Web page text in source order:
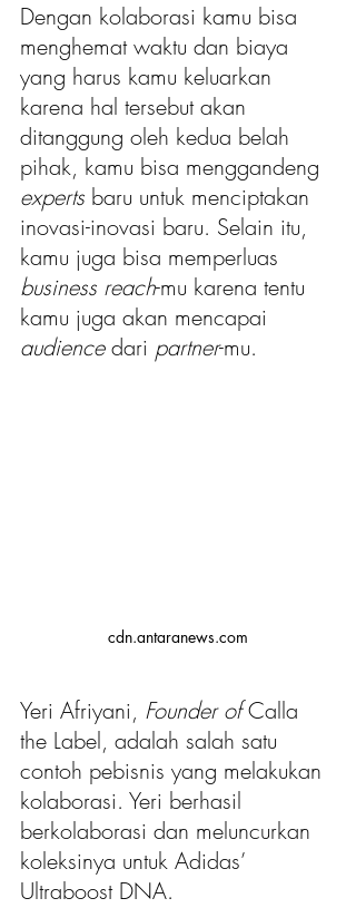
Dengan kolaborasi kamu bisa
menghemat waktu dan biaya
yang harus kamu keluarkan
karena hal tersebut akan
ditanggung oleh kedua belah
pihak, kamu bisa menggandeng
experts baru untuk menciptakan
inovasi-inovasi baru. Selain itu,
kamu juga bisa memperluas
business reach-mu karena tentu
kamu juga akan mencapai
audience dari partner-mu.
cdn.antaranews.com
Yeri Afriyani, Founder of Calla
the Label, adalah salah satu
contoh pebisnis yang melakukan
kolaborasi. Yeri berhasil
berkolaborasi dan meluncurkan
koleksinya untuk Adidas’
Ultraboost DNA.